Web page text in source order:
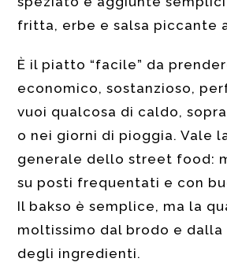
fritta, erbe e salsa piccante
È il piatto “facile” da
economico, sostanzioso,
vuoi qualcosa di caldo,
o nei giorni di pioggia. Vale
generale dello street food:
su posti frequentati e con
Il bakso è semplice, ma la
moltissimo dal brodo e dalla
degli ingredienti.